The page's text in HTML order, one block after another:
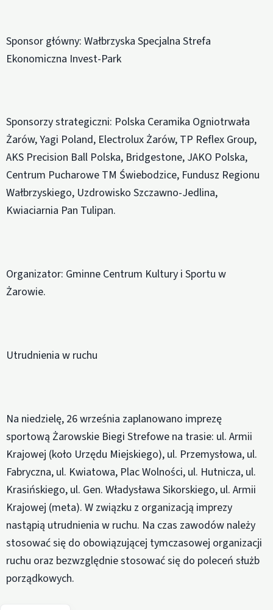
Sponsor główny: Wałbrzyska Specjalna Strefa
Ekonomiczna Invest-Park
Sponsorzy strategiczni: Polska Ceramika Ogniotrwała
Żarów, Yagi Poland, Electrolux Żarów, TP Reflex Group,
AKS Precision Ball Polska, Bridgestone, JAKO Polska,
Centrum Pucharowe TM Świebodzice, Fundusz Regionu
Wałbrzyskiego, Uzdrowisko Szczawno-Jedlina,
Kwiaciarnia Pan Tulipan.
Organizator: Gminne Centrum Kultury i Sportu w
Żarowie.
Utrudnienia w ruchu
Na niedzielę, 26 września zaplanowano imprezę
sportową Żarowskie Biegi Strefowe na trasie: ul. Armii
Krajowej (koło Urzędu Miejskiego), ul. Przemysłowa, ul.
Fabryczna, ul. Kwiatowa, Plac Wolności, ul. Hutnicza, ul.
Krasińskiego, ul. Gen. Władysława Sikorskiego, ul. Armii
Krajowej (meta). W związku z organizacją imprezy
nastąpią utrudnienia w ruchu. Na czas zawodów należy
stosować się do obowiązującej tymczasowej organizacji
ruchu oraz bezwzględnie stosować się do poleceń służb
porządkowych.